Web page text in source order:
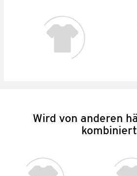
Wird von anderen
kombiniert